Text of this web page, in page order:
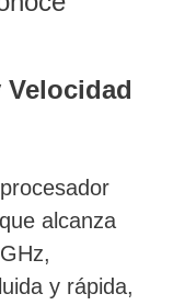
Velocidad
alcanza
y rápida,